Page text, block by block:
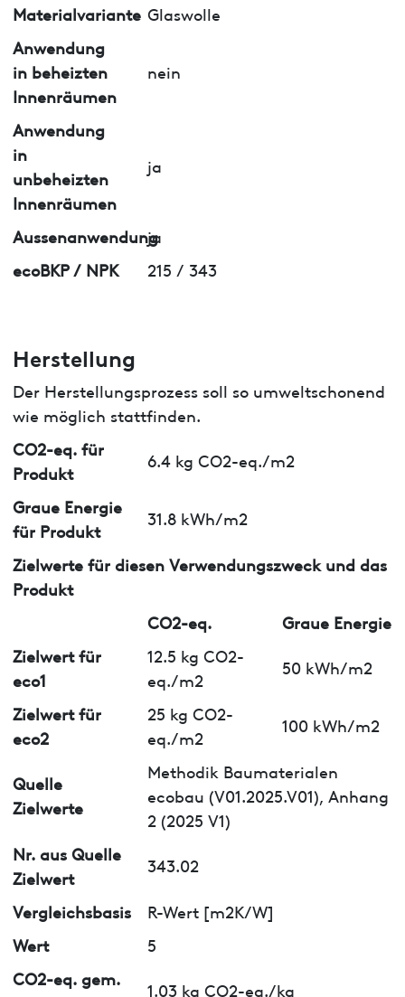
Materialvariante Glaswolle
Anwendung
in beheizten
Innenräumen
nein
Anwendung
in
unbeheizten
Innenräumen
ja
Aussenanwendung
ja
ecoBKP / NPK
215 / 343
Herstellung
Der Herstellungsprozess soll so umweltschonend
wie möglich stattfinden.
CO2-eq. für
Produkt
6.4 kg CO2-eq./m2
Graue Energie
für Produkt
31.8 kWh/m2
Zielwerte für diesen Verwendungszweck und das
Produkt
CO2-eq.
Graue Energie
Zielwert für
eco1
12.5 kg CO2-
eq./m2
50 kWh/m2
Zielwert für
eco2
25 kg CO2-
eq./m2
100 kWh/m2
Quelle
Zielwerte
Methodik Baumaterialen
ecobau (V01.2025.V01), Anhang
2 (2025 V1)
Nr. aus Quelle
Zielwert
343.02
Vergleichsbasis
R-Wert [m2K/W]
Wert
5
CO2-eq. gem.
1.03 kg CO2-eq./kg